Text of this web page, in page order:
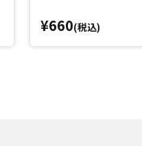
¥660(税込)